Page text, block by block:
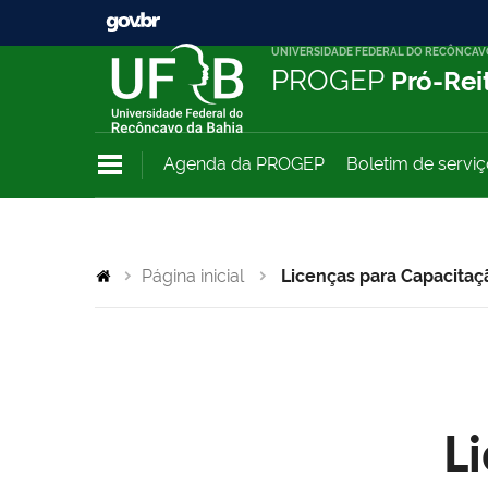
UNIVERSIDADE FEDERAL DO
PROGEP Pró-
Agenda da PROGEP Boletim de
Página inicial Licenças para